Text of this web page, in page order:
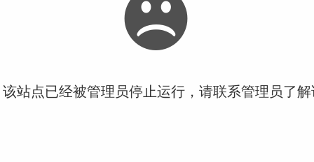
站点已经被管理员停止运行，请联系管理员了